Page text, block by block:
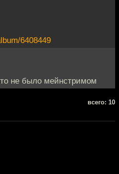
6408449
не было мейнстримом
всего: 10